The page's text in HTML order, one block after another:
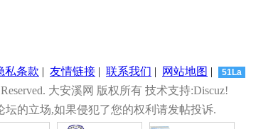
私条款 | 友情链接 | 联系我们 | 网站地图 | 51La
大安溪网 版权所有 技术支持:Discuz!
的立场,如果侵犯了您的权利请发帖投诉.